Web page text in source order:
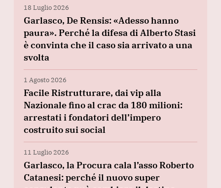
18 Luglio 2026
Garlasco, De Rensis: «Adesso hanno
paura». Perché la difesa di Alberto Stasi
è convinta che il caso sia arrivato a una
svolta
1 Agosto 2026
Facile Ristrutturare, dai vip alla
Nazionale fino al crac da 180 milioni:
arrestati i fondatori dell’impero
costruito sui social
11 Luglio 2026
Garlasco, la Procura cala l’asso Roberto
Catanesi: perché il nuovo super